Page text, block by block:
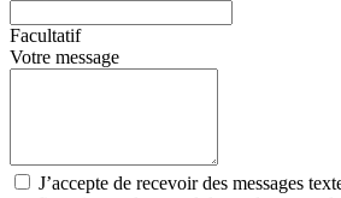
Facultatif
Votre message
J’accepte de recevoir des messages